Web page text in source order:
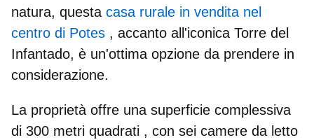
natura, questa casa rurale in vendita nel
centro di Potes , accanto all'iconica Torre del
Infantado, è un'ottima opzione da prendere in
considerazione.
La proprietà offre una superficie complessiva
di 300 metri quadrati , con sei camere da letto